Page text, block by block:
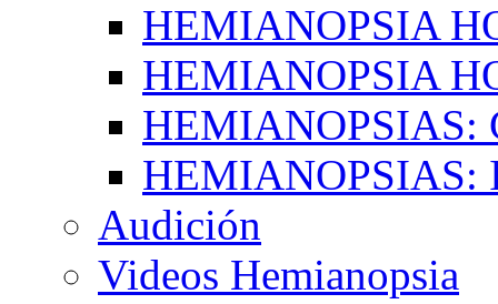
HEMIANOPSIA
HEMIANOPSIA
HEMIANOPSIAS:
HEMIANOPSIAS:
Audición
Videos Hemianopsia